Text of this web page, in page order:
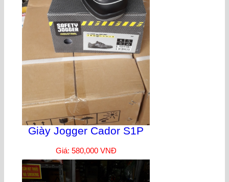
Giày Jogger Cador S1P
Giá: 580,000 VNĐ